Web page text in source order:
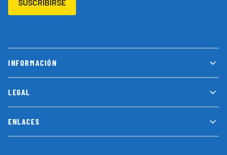
INFORMACIÓN
LEGAL
ENLACES
SUSCRIBIRSE